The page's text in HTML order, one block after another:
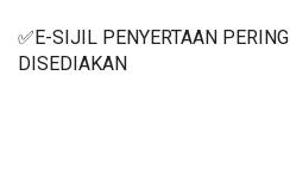
✅E-SIJIL PENYERTAAN
DISEDIAKAN